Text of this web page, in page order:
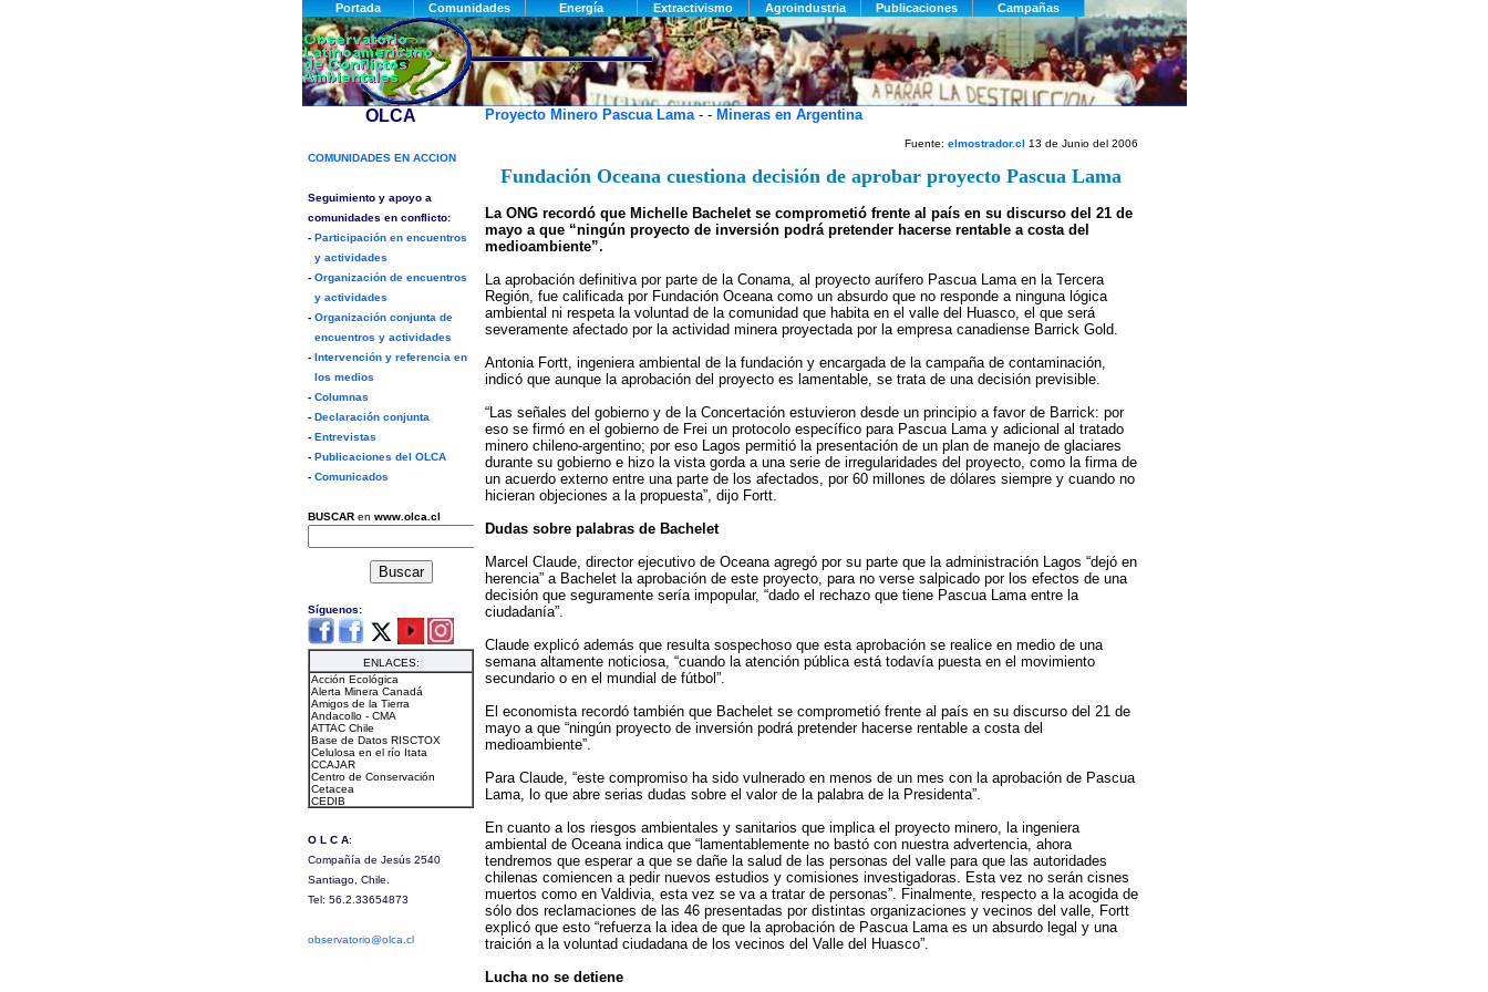
Proyecto Minero Pascua Lama- - Mineras en Argentina
Fuente: elmostrador.cl 13 de Junio del 2006
Fundación Oceana cuestiona decisión de aprobar proyecto Pascua Lama
La ONG recordó que Michelle Bachelet se comprometió frente al país en su discurso del 21 de
mayo a que “ningún proyecto de inversión podrá pretender hacerse rentable a costa del
medioambiente”.
La aprobación definitiva por parte de la Conama, al proyecto aurífero Pascua Lama en la Tercera
Región, fue calificada por Fundación Oceana como un absurdo que no responde a ninguna lógica
ambiental ni respeta la voluntad de la comunidad que habita en el valle del Huasco, el que será
severamente afectado por la actividad minera proyectada por la empresa canadiense Barrick Gold.
Antonia Fortt, ingeniera ambiental de la fundación y encargada de la campaña de contaminación,
indicó que aunque la aprobación del proyecto es lamentable, se trata de una decisión previsible.
“Las señales del gobierno y de la Concertación estuvieron desde un principio a favor de Barrick: por
eso se firmó en el gobierno de Frei un protocolo específico para Pascua Lama y adicional al tratado
minero chileno-argentino; por eso Lagos permitió la presentación de un plan de manejo de glaciares
durante su gobierno e hizo la vista gorda a una serie de irregularidades del proyecto, como la firma de
un acuerdo externo entre una parte de los afectados, por 60 millones de dólares siempre y cuando no
hicieran objeciones a la propuesta”, dijo Fortt.
Dudas sobre palabras de Bachelet
Marcel Claude, director ejecutivo de Oceana agregó por su parte que la administración Lagos “dejó en
herencia” a Bachelet la aprobación de este proyecto, para no verse salpicado por los efectos de una
decisión que seguramente sería impopular, “dado el rechazo que tiene Pascua Lama entre la
ciudadanía”.
Claude explicó además que resulta sospechoso que esta aprobación se realice en medio de una
semana altamente noticiosa, “cuando la atención pública está todavía puesta en el movimiento
secundario o en el mundial de fútbol”.
El economista recordó también que Bachelet se comprometió frente al país en su discurso del 21 de
mayo a que “ningún proyecto de inversión podrá pretender hacerse rentable a costa del
medioambiente”.
Para Claude, “este compromiso ha sido vulnerado en menos de un mes con la aprobación de Pascua
Lama, lo que abre serias dudas sobre el valor de la palabra de la Presidenta”.
En cuanto a los riesgos ambientales y sanitarios que implica el proyecto minero, la ingeniera
ambiental de Oceana indica que “lamentablemente no bastó con nuestra advertencia, ahora
tendremos que esperar a que se dañe la salud de las personas del valle para que las autoridades
chilenas comiencen a pedir nuevos estudios y comisiones investigadoras. Esta vez no serán cisnes
muertos como en Valdivia, esta vez se va a tratar de personas”. Finalmente, respecto a la acogida de
sólo dos reclamaciones de las 46 presentadas por distintas organizaciones y vecinos del valle, Fortt
explicó que esto “refuerza la idea de que la aprobación de Pascua Lama es un absurdo legal y una
traición a la voluntad ciudadana de los vecinos del Valle del Huasco”.
Lucha no se detiene